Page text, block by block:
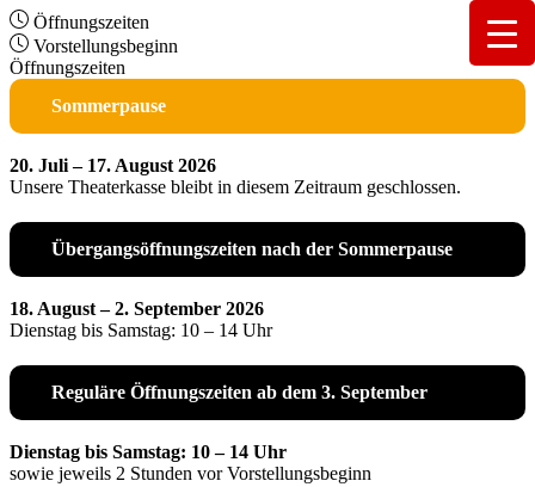
Öffnungszeiten
Vorstellungsbeginn
Öffnungszeiten
Sommerpause
20. Juli – 17. August 2026
Unsere Theaterkasse bleibt in diesem Zeitraum geschlossen.
Übergangsöffnungszeiten nach der Sommerpause
18. August – 2. September 2026
Dienstag bis Samstag: 10 – 14 Uhr
Reguläre Öffnungszeiten ab dem 3. September
Dienstag bis Samstag: 10 – 14 Uhr
sowie jeweils 2 Stunden vor Vorstellungsbeginn